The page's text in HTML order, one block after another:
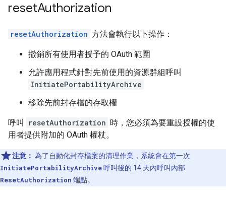
resetAuthorization
resetAuthorization 方法會執行以下操作：
撤銷所有使用者授予的 OAuth 範圍
允許應用程式針對先前使用的資源群組呼叫
InitiatePortabilityArchive
移除先前封存檔的存取權
呼叫 resetAuthorization 時，您必須為要重設授權的使
用者提供附加的 OAuth 權杖。
注意： 為了自動化封存檔案的清理作業，系統會在第一次
InitiatePortabilityArchive呼叫後的 14 天內呼叫內部
ResetAuthorization 端點。